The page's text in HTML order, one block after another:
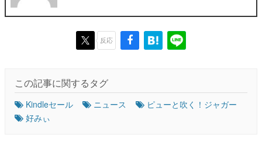
反応
この記事に関するタグ
Kindleセール ニュース
ピューと吹く！ジャガー
好みぃ